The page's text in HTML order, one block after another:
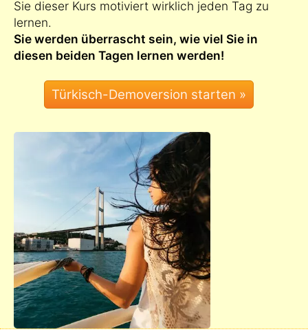
Sie dieser Kurs motiviert wirklich jeden Tag zu
lernen.
Sie werden überrascht sein, wie viel Sie in
diesen beiden Tagen lernen werden!